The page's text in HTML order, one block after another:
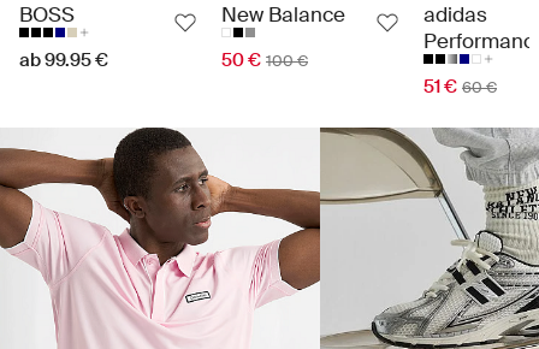
BOSS
ab 99.95 €
New Balance
50 € 100 €
adidas
51 € 60 €